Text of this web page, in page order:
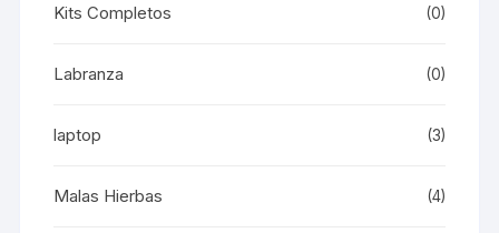
Kits Completos (0)
Labranza (0)
laptop (3)
Malas Hierbas (4)